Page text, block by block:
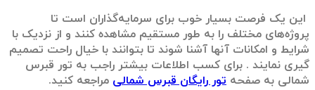
این یک فرصت بسیار خوب برای سرمایه‌گذاران است تا
پروژه‌های مختلف را به طور مستقیم مشاهده کنند و از نزدیک با
شرایط و امکانات آنها آشنا شوند تا بتوانند با خیال راحت تصمیم
گیری نمایند . برای کسب اطلاعات بیشتر راجب به تور قبرس
شمالی به صفحه تور رایگان قبرس شمالی مراجعه کنید.